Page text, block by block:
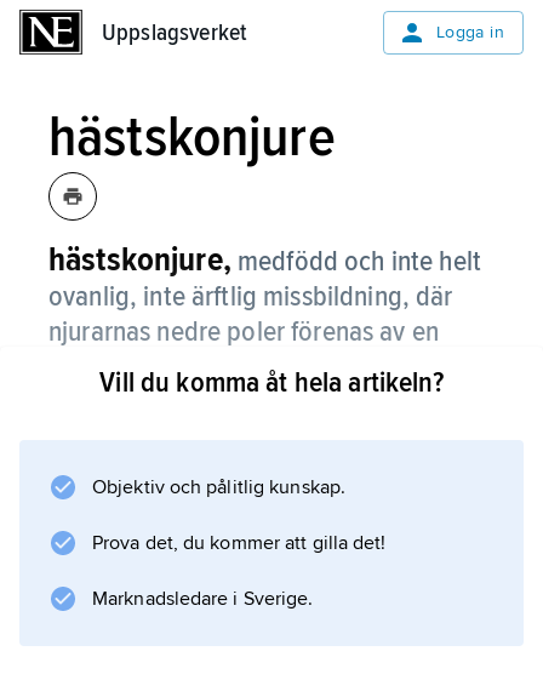
Uppslagsverket Logga in
hästskonjure
hästskonjure, medfödd och inte helt
ovanlig, inte ärftlig missbildning, där
njurarnas nedre poler förenas av en
vävnadsbrygga till formen av en
hästsko.
rubbning i njurarnas funktion, men andra
leda till avflödessvårigheter med
infektionsproblem och stenbildning.
Vill du komma åt hela artikeln?
Objektiv och pålitlig kunskap.
Prova det, du kommer att gilla det!
Marknadsledare i Sverige.